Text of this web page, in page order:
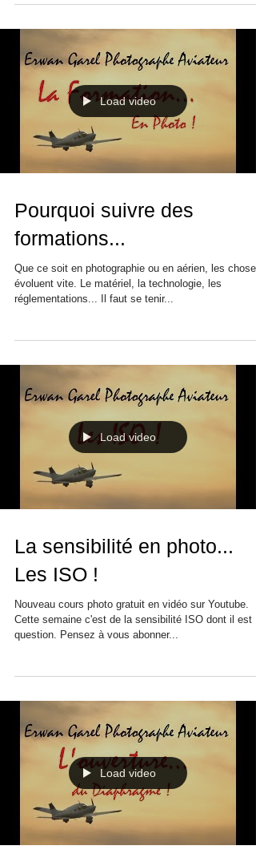
Load video
Pourquoi suivre des
formations...
Que ce soit en photographie ou en aérien, les choses
évoluent vite. Le matériel, la technologie, les
réglementations... Il faut se tenir...
Load video
La sensibilité en photo...
Les ISO !
Nouveau cours photo gratuit en vidéo sur Youtube.
Cette semaine c'est de la sensibilité ISO dont il est
question. Pensez à vous abonner...
Load video